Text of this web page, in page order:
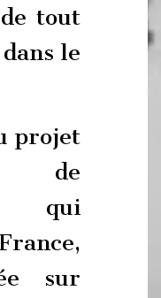
tout
le
projet
de
qui
sur